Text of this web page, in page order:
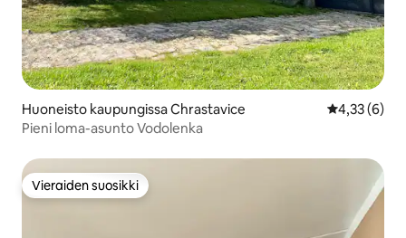
Huoneisto kaupungissa Chrastavice
4,33 (6)
Pieni loma-asunto Vodolenka
Vieraiden suosikki
Vieraiden suosikki